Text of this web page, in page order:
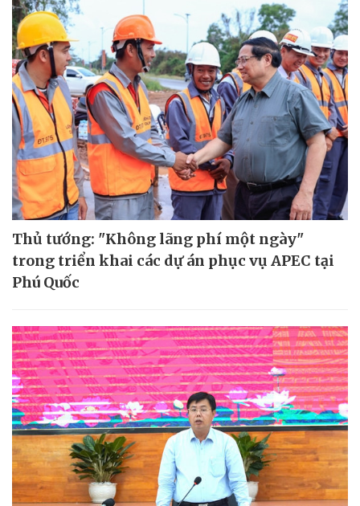
Thủ tướng: "Không lãng phí một ngày"
trong triển khai các dự án phục vụ APEC tại
Phú Quốc